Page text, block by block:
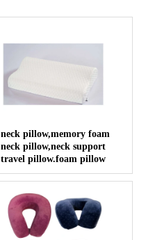
neck pillow,memory foam
neck pillow,neck support
travel pillow.foam pillow